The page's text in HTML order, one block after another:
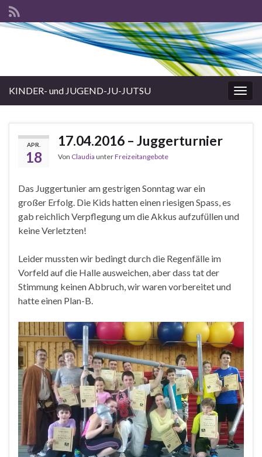
KINDER- und JUGEND-JU-JUTSU
APR.
18
17.04.2016 – Juggerturnier
Von Claudia unterFreizeitangebote
Das Juggertunier am gestrigen Sonntag war ein
großer Erfolg. Die Kids hatten einen riesigen Spass, es
gab reichlich Verpflegung um die Akkus aufzufüllen und
keine Verletzten!
Leider mussten wir bedingt durch die Regenfälle im
Vorfeld auf die Halle ausweichen, aber dass tat der
Stimmung keinen Abbruch, wir waren vorbereitet und
hatte einen Plan-B.